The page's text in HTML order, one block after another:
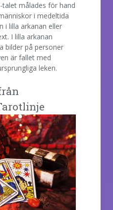
målades för hand
i medeltida
i lilla arkanan eller
I lilla arkanan
bilder på personer
är fallet med
leken.